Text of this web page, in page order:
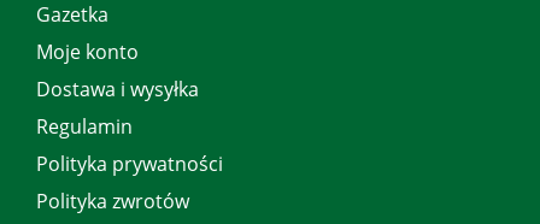
Gazetka
Moje konto
Dostawa i wysyłka
Regulamin
Polityka prywatności
Polityka zwrotów